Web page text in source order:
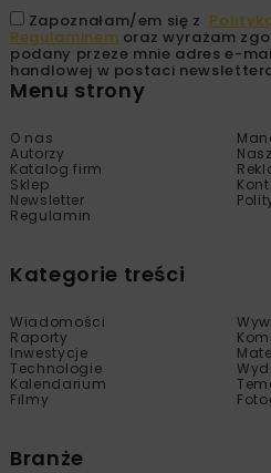
Zapoznałam/em się z
Regulaminem oraz wyrażam
podany przeze mnie adres e-
handlowej w postaci
Menu strony
O nas
Autorzy
Katalog firm
Sklep
Newsletter
Regulamin
Kategorie treści
Wiadomości
Raporty
Inwestycje
Technologie
Kalendarium
Filmy
Branże